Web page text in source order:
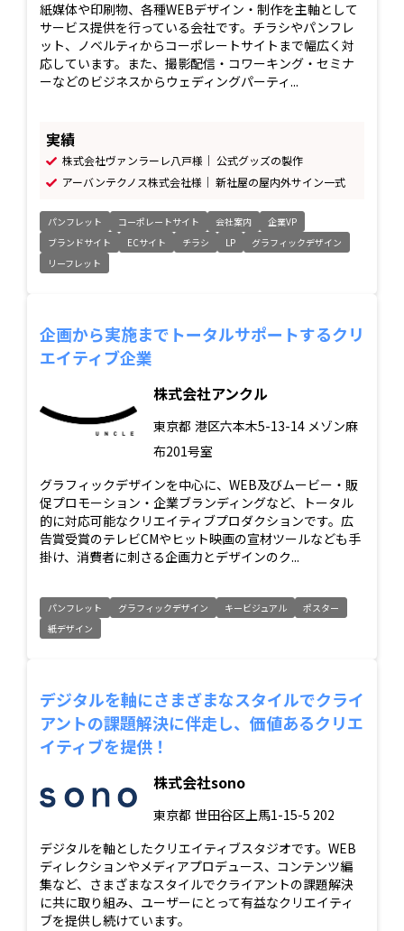
紙媒体や印刷物、各種WEBデザイン・制作を主軸として
サービス提供を行っている会社です。チラシやパンフレ
ット、ノベルティからコーポレートサイトまで幅広く対
応しています。また、撮影配信・コワーキング・セミナ
ーなどのビジネスからウェディングパーティ...
実績
株式会社ヴァンラーレ八戸様｜ 公式グッズの製作
アーバンテクノス株式会社様｜ 新社屋の屋内外サイン一式
パンフレット コーポレートサイト 会社案内
企業VP
ブランドサイト
ECサイト チラシ LP
グラフィックデザイン
リーフレット
企画から実施までトータルサポートするクリ
エイティブ企業
株式会社アンクル
東京都 港区六本木5-13-14 メゾン麻
布201号室
グラフィックデザインを中心に、WEB及びムービー・販
促プロモーション・企業ブランディングなど、トータル
的に対応可能なクリエイティブプロダクションです。広
告賞受賞のテレビCMやヒット映画の宣材ツールなども手
掛け、消費者に刺さる企画力とデザインのク...
パンフレット グラフィックデザイン キービジュアル
ポスター
紙デザイン
デジタルを軸にさまざまなスタイルでクライ
アントの課題解決に伴走し、価値あるクリエ
イティブを提供！
株式会社sono
東京都 世田谷区上馬1-15-5 202
デジタルを軸としたクリエイティブスタジオです。WEB
ディレクションやメディアプロデュース、コンテンツ編
集など、さまざまなスタイルでクライアントの課題解決
に共に取り組み、ユーザーにとって有益なクリエイティ
ブを提供し続けています。